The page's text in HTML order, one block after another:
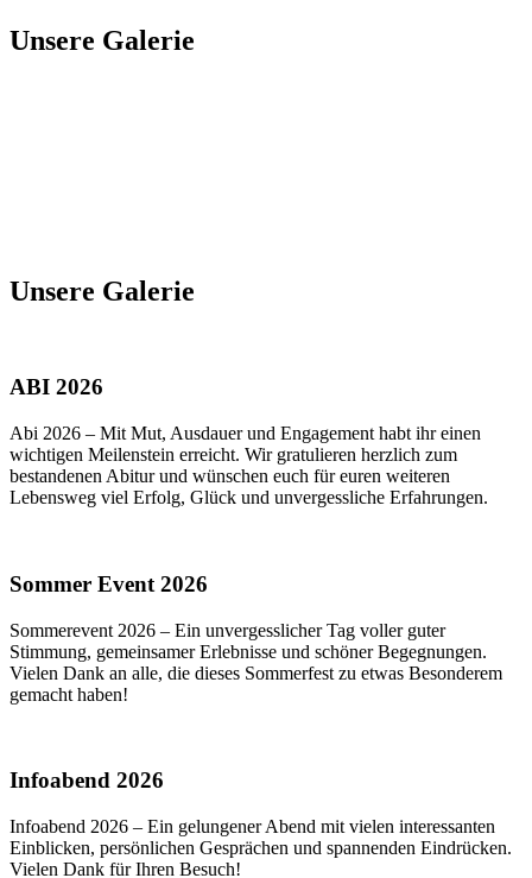
Unsere Galerie
Unsere Galerie
ABI 2026
Abi 2026 – Mit Mut, Ausdauer und Engagement habt ihr einen
wichtigen Meilenstein erreicht. Wir gratulieren herzlich zum
bestandenen Abitur und wünschen euch für euren weiteren
Lebensweg viel Erfolg, Glück und unvergessliche Erfahrungen.
Sommer Event 2026
Sommerevent 2026 – Ein unvergesslicher Tag voller guter
Stimmung, gemeinsamer Erlebnisse und schöner Begegnungen.
Vielen Dank an alle, die dieses Sommerfest zu etwas Besonderem
gemacht haben!
Infoabend 2026
Infoabend 2026 – Ein gelungener Abend mit vielen interessanten
Einblicken, persönlichen Gesprächen und spannenden Eindrücken.
Vielen Dank für Ihren Besuch!